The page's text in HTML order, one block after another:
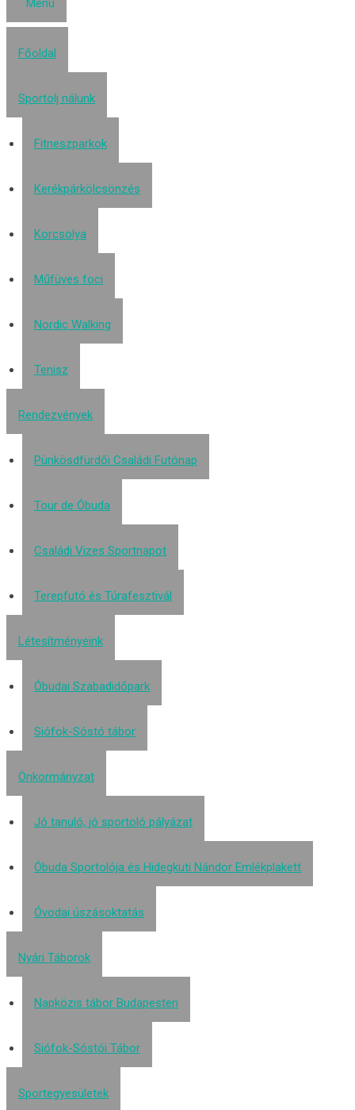
Menü
Főoldal
Sportolj nálunk
Fitneszparkok
Kerékpárkölcsönzés
Korcsolya
Műfüves foci
Nordic Walking
Tenisz
Rendezvények
Pünkösdfürdői Családi Futónap
Tour de Óbuda
Családi Vizes Sportnapot
Terepfutó és Túrafesztivál
Létesítményeink
Óbudai Szabadidőpark
Siófok-Sóstó tábor
Önkormányzat
Jó tanuló, jó sportoló pályázat
Óbuda Sportolója és Hidegkuti Nándor Emlékplakett
Óvodai úszásoktatás
Nyári Táborok
Napközis tábor Budapesten
Siófok-Sóstói Tábor
Sportegyesületek